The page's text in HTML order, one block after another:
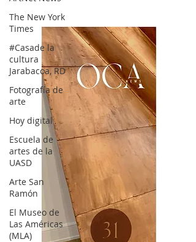
The New York
Times
#Casade la
cultura
Jarabacoa, RD
Fotografía de
arte
Hoy digital
Escuela de
artes de la
UASD
Arte San
Ramón
El Museo de
Las Américas
(MLA)